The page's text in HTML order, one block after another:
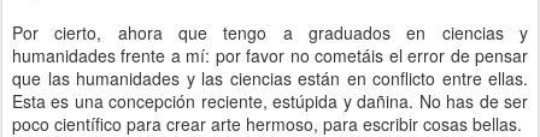
Por cierto, ahora que tengo a graduados en ciencias y
humanidades frente a mí: por favor no cometáis el error de pensar
que las humanidades y las ciencias están en conflicto entre ellas.
Esta es una concepción reciente, estúpida y dañina. No has de ser
poco científico para crear arte hermoso, para escribir cosas bellas.